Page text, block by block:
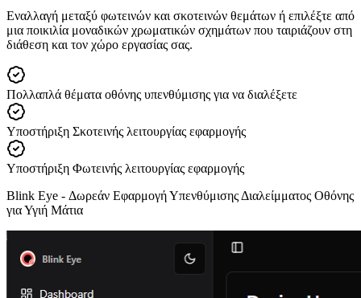
Εναλλαγή μεταξύ φωτεινών και σκοτεινών θεμάτων ή επιλέξτε από
μια ποικιλία μοναδικών χρωματικών σχημάτων που ταιριάζουν στη
διάθεση και τον χώρο εργασίας σας.
Πολλαπλά θέματα οθόνης υπενθύμισης για να διαλέξετε
Υποστήριξη Σκοτεινής λειτουργίας εφαρμογής
Υποστήριξη Φωτεινής λειτουργίας εφαρμογής
Blink Eye - Δωρεάν Εφαρμογή Υπενθύμισης Διαλείμματος Οθόνης
για Υγιή Μάτια